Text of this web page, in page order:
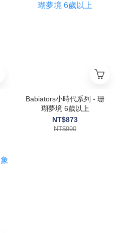
Babiators小時代系列 - 珊
瑚夢境 6歲以上
NT$873
NT$990